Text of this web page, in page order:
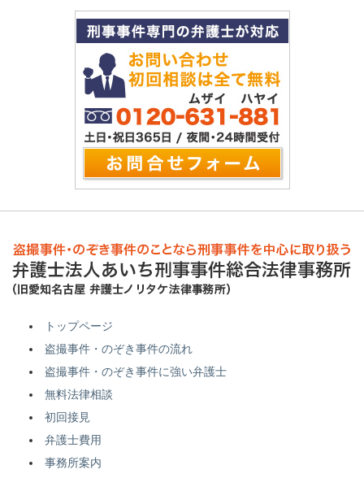
トップページ
盗撮事件・のぞき事件の流れ
盗撮事件・のぞき事件に強い弁護士
無料法律相談
初回接見
弁護士費用
事務所案内